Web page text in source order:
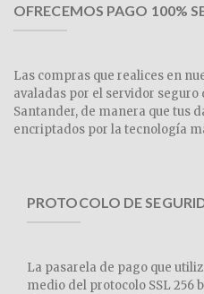
OFRECEMOS PAGO 100%
Las compras que realices en
avaladas por el servidor
Santander, de manera que tus
encriptados por la tecnología
PROTOCOLO DE
La pasarela de pago que
medio del protocolo SSL 256